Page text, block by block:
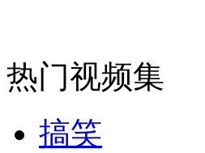
热门视频集
搞笑